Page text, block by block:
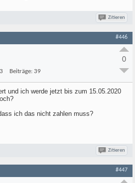
Zitieren
#446
Beiträge: 39
0
und ich werde jetzt bis zum 15.05.2020
ich das nicht zahlen muss?
Zitieren
#447